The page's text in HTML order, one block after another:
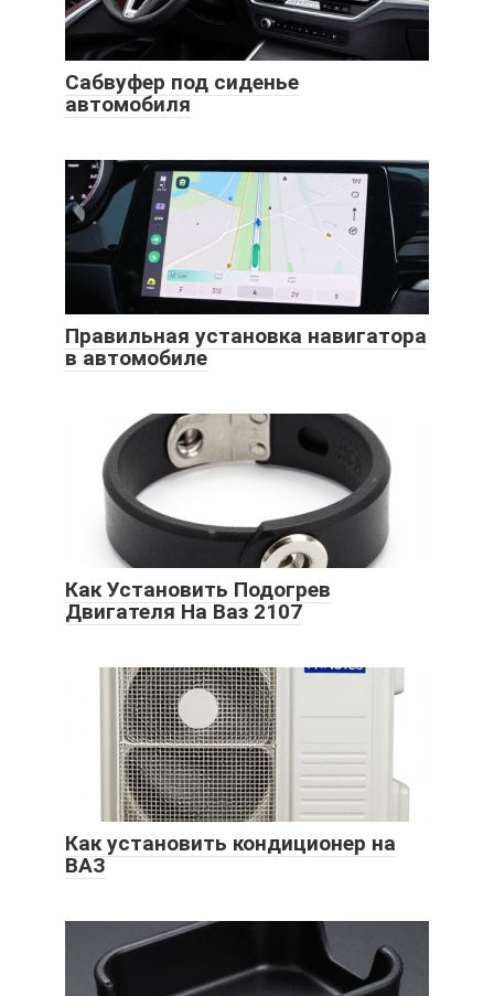
Сабвуфер под сиденье
автомобиля
Правильная установка навигатора
в автомобиле
Как Установить Подогрев
Двигателя На Ваз 2107
Как установить кондиционер на
ВАЗ